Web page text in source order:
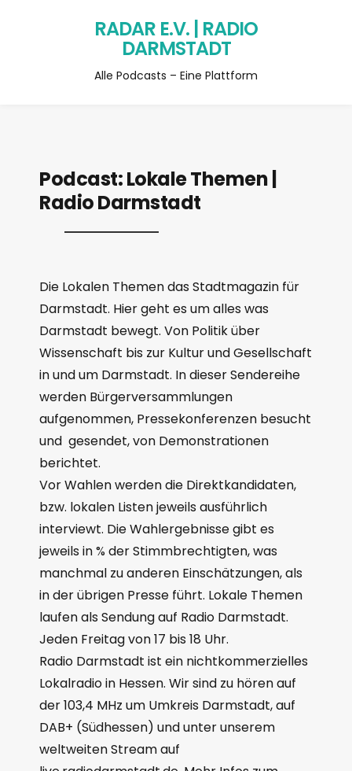
RADAR E.V. | RADIO
DARMSTADT
Alle Podcasts – Eine Plattform
Podcast:Lokale Themen |
Radio Darmstadt
Die Lokalen Themen das Stadtmagazin für
Darmstadt. Hier geht es um alles was
Darmstadt bewegt. Von Politik über
Wissenschaft bis zur Kultur und Gesellschaft
in und um Darmstadt. In dieser Sendereihe
werden Bürgerversammlungen
aufgenommen, Pressekonferenzen besucht
und gesendet, von Demonstrationen
berichtet.
Vor Wahlen werden die Direktkandidaten,
bzw. lokalen Listen jeweils ausführlich
interviewt. Die Wahlergebnisse gibt es
jeweils in % der Stimmbrechtigten, was
manchmal zu anderen Einschätzungen, als
in der übrigen Presse führt. Lokale Themen
laufen als Sendung auf Radio Darmstadt.
Jeden Freitag von 17 bis 18 Uhr.
Radio Darmstadt ist ein nichtkommerzielles
Lokalradio in Hessen. Wir sind zu hören auf
der 103,4 MHz um Umkreis Darmstadt, auf
DAB+ (Südhessen) und unter unserem
weltweiten Stream auf